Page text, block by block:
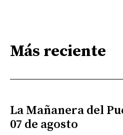
Más reciente
La Mañanera del
07 de agosto